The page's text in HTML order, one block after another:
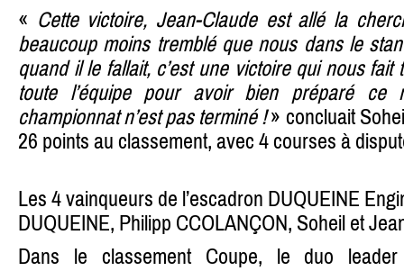
« Cette victoire, Jean-Claude est allé la
beaucoup moins tremblé que nous dans le
quand il le fallait, c’est une victoire qui nous
toute l’équipe pour avoir bien préparé ce
championnat n’est pas terminé !» concluait
26 points au classement, avec 4 courses à
Les 4 vainqueurs de l’escadron DUQUEINE
DUQUEINE, Philipp CCOLANÇON, Soheil et
Dans le classement Coupe, le duo